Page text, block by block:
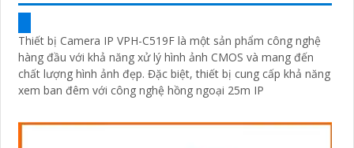
Thiết bị Camera IP VPH-C519F là một sản phẩm công nghệ
hàng đầu với khả năng xử lý hình ảnh CMOS và mang đến
chất lượng hình ảnh đẹp. Đặc biệt, thiết bị cung cấp khả năng
xem ban đêm với công nghệ hồng ngoại 25m IP